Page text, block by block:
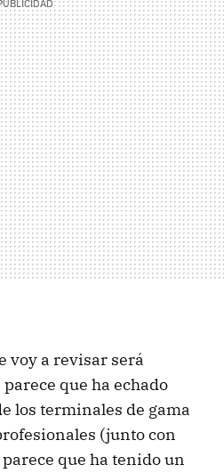
voy a revisar será
parece que ha echado
los terminales de gama
(junto con
que ha tenido un